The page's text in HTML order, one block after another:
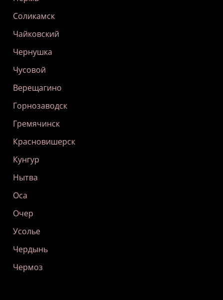
Соликамск
Чайковский
Чернушка
Чусовой
Верещагино
Горнозаводск
Гремячинск
Красновишерск
Кунгур
Нытва
Оса
Очер
Усолье
Чердынь
Чермоз